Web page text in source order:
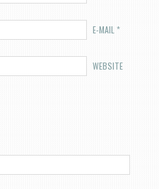
E-MAIL *
WEBSITE